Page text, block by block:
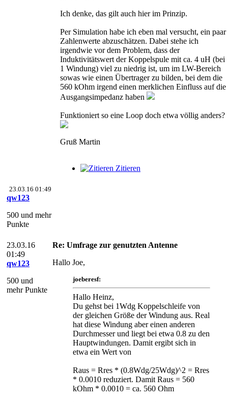
Ich denke, das gilt auch hier im Prinzip.
Per Simulation habe ich eben mal versucht, ein paar
Zahlenwerte abzuschätzen. Dabei stehe ich
irgendwie vor dem Problem, dass der
Induktivitätswert der Koppelspule mit ca. 4 uH (bei
1 Windung) viel zu niedrig ist, um im LW-Bereich
sowas wie einen Übertrager zu bilden, bei dem die
560 kOhm irgend einen merklichen Einfluss auf die
Ausgangsimpedanz haben
Funktioniert so eine Loop doch etwa völlig anders?
Gruß Martin
Zitieren
23.03.16 01:49
qw123
500 und mehr
Punkte
23.03.16
01:49
qw123
500 und
mehr Punkte
Re: Umfrage zur genutzten Antenne
Hallo Joe,
joeberesf:
Hallo Heinz,
Du gehst bei 1Wdg Koppelschleife von
der gleichen Größe der Windung aus. Real
hat diese Windung aber einen anderen
Durchmesser und liegt bei etwa 0.8 zu den
Hauptwindungen. Damit ergibt sich in
etwa ein Wert von
Raus = Rres * (0.8Wdg/25Wdg)^2 = Rres
* 0.0010 reduziert. Damit Raus = 560
kOhm * 0.0010 = ca. 560 Ohm